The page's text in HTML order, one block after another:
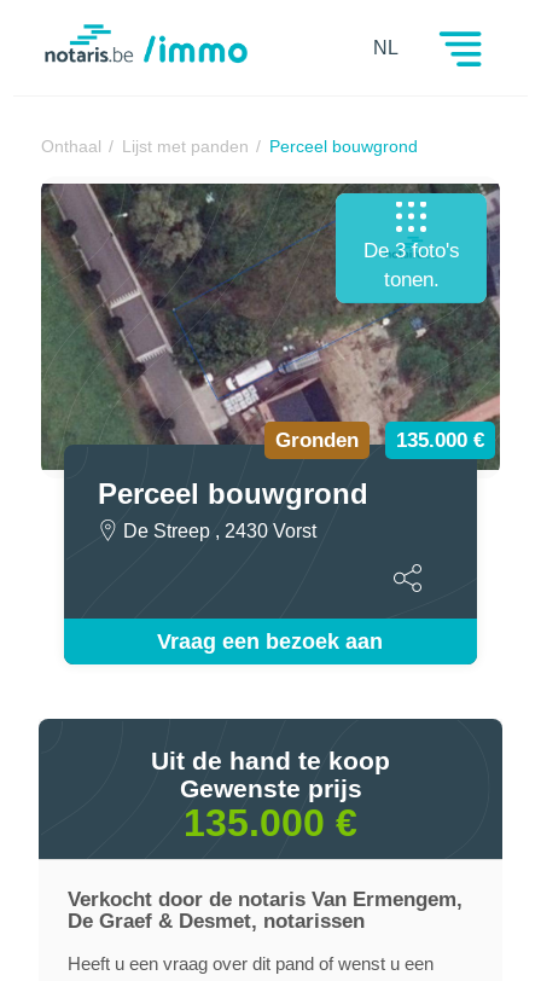
Notaris.be
NL
Onthaal Lijst met panden Perceel bouwgrond
Gronden 135.000 €
Perceel bouwgrond
De Streep , 2430 Vorst
Vraag een bezoek aan
De 3 foto's
tonen.
Uit de hand te koop
Gewenste prijs
135.000 €
Verkocht door de notaris Van Ermengem,
De Graef & Desmet, notarissen
Heeft u een vraag over dit pand of wenst u een